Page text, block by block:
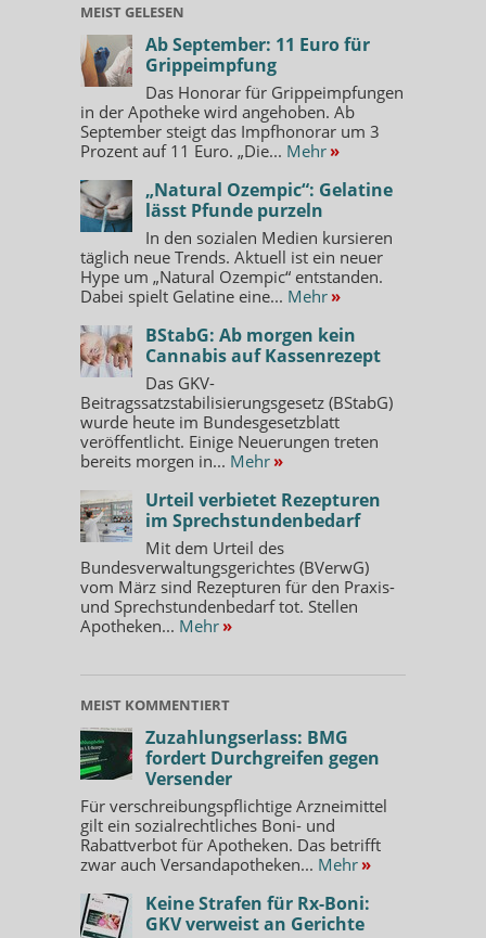
MEIST GELESEN
Ab September: 11 Euro für
Grippeimpfung
Das Honorar für Grippeimpfungen
in der Apotheke wird angehoben. Ab
September steigt das Impfhonorar um 3
Prozent auf 11 Euro. „Die... Mehr »
„Natural Ozempic“: Gelatine
lässt Pfunde purzeln
In den sozialen Medien kursieren
täglich neue Trends. Aktuell ist ein neuer
Hype um „Natural Ozempic“ entstanden.
Dabei spielt Gelatine eine... Mehr »
BStabG: Ab morgen kein
Cannabis auf Kassenrezept
Das GKV-
Beitragssatzstabilisierungsgesetz (BStabG)
wurde heute im Bundesgesetzblatt
veröffentlicht. Einige Neuerungen treten
bereits morgen in... Mehr »
Urteil verbietet Rezepturen
im Sprechstundenbedarf
Mit dem Urteil des
Bundesverwaltungsgerichtes (BVerwG)
vom März sind Rezepturen für den Praxis-
und Sprechstundenbedarf tot. Stellen
Apotheken... Mehr »
MEIST KOMMENTIERT
Zuzahlungserlass: BMG
fordert Durchgreifen gegen
Versender
Für verschreibungspflichtige Arzneimittel
gilt ein sozialrechtliches Boni- und
Rabattverbot für Apotheken. Das betrifft
zwar auch Versandapotheken... Mehr »
Keine Strafen für Rx-Boni:
GKV verweist an Gerichte